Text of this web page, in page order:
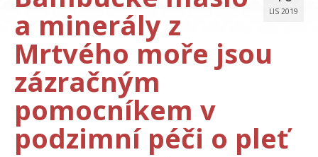
LIS 2019
a minerály z
Mrtvého moře jsou
zázračným
pomocníkem v
podzimní péči o pleť